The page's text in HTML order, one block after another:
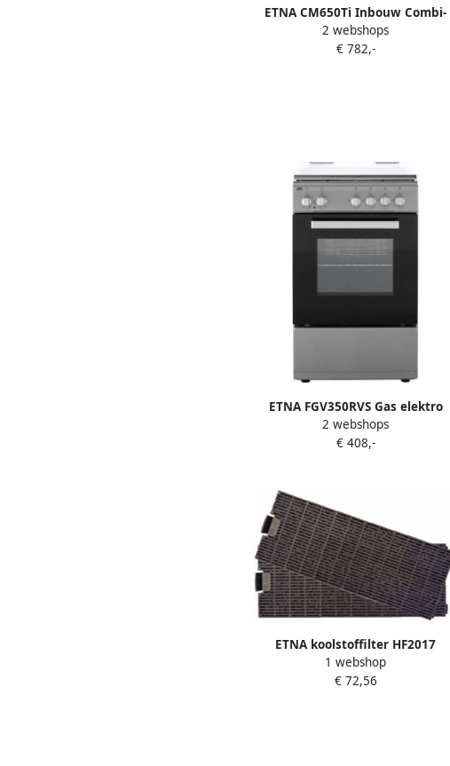
ETNA CM650Ti Inbouw Combi-
Oven 50L Black Titanium Full
Touch Control Turbo Hetelucht 13
2 webshops
€ 782,-
ETNA FGV350RVS Gas elektro
fornuis 50 cm RVS 50 liter
2 webshops
€ 408,-
ETNA koolstoffilter HF2017
1 webshop
€ 72,56